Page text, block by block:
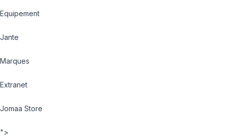
Equipement
Jante
Marques
Extranet
Jomaa Store
">